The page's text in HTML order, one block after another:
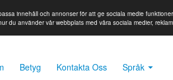
innehåll och annonser för att ge sociala medie
du använder vår webbplats med våra sociala medier,
Betyg Kontakta Oss Språk